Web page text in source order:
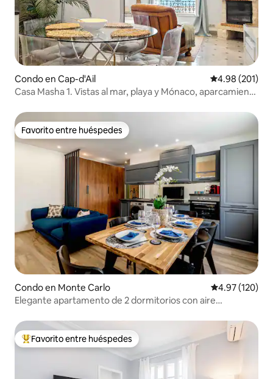
Condo en Cap-d'Ail Calificación
4.98 (201)
Casa Masha 1. Vistas al mar, playa y Mónaco, aparcamiento
Favorito entre huéspedes
Favorito entre huéspedes
Condo en Monte Carlo Calificación
4.97 (120)
Elegante apartamento de 2 dormitorios con aire
Favorito entre huéspedes preferido
Favorito entre huéspedes